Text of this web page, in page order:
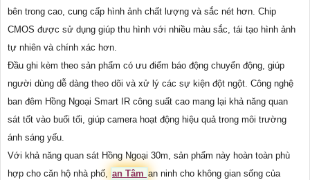
bên trong cao, cung cấp hình ảnh chất lượng và sắc nét hơn. Chip
CMOS được sử dụng giúp thu hình với nhiều màu sắc, tái tạo hình ảnh
tự nhiên và chính xác hơn.
Đầu ghi kèm theo sản phẩm có ưu điểm báo động chuyển động, giúp
người dùng dễ dàng theo dõi và xử lý các sự kiện đột ngột. Công nghệ
ban đêm Hồng Ngoại Smart IR công suất cao mang lại khả năng quan
sát tốt vào buổi tối, giúp camera hoạt động hiệu quả trong môi trường
ánh sáng yếu.
Với khả năng quan sát Hồng Ngoại 30m, sản phẩm này hoàn toàn phù
hợp cho căn hộ nhà phố, an Tâm an ninh cho không gian sống của